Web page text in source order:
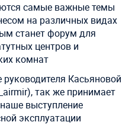
самые важные темы
на различных видах
станет форум для
центров и
комнат
Касьяновой
так же принимает
выступление
эксплуатации